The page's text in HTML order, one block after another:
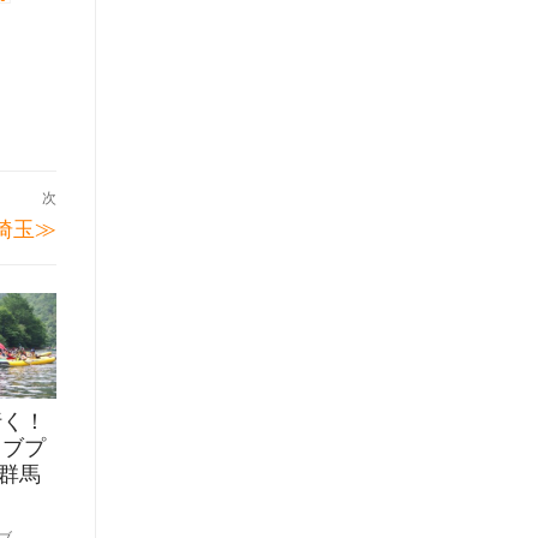
次
玉≫
！
プ
馬